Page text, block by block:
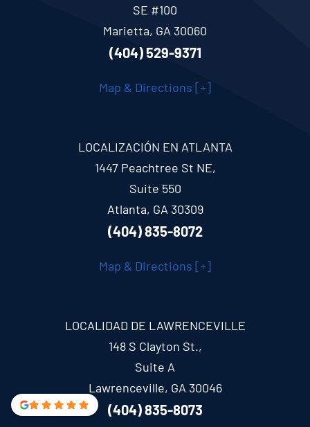
SE #100
Marietta, GA 30060
(404) 529-9371
Map & Directions [+]
LOCALIZACIÓN EN ATLANTA
1447 Peachtree St NE,
Suite 550
Atlanta, GA 30309
(404) 835-8072
Map & Directions [+]
LOCALIDAD DE LAWRENCEVILLE
148 S Clayton St.,
Suite A
Lawrenceville, GA 30046
(404) 835-8073